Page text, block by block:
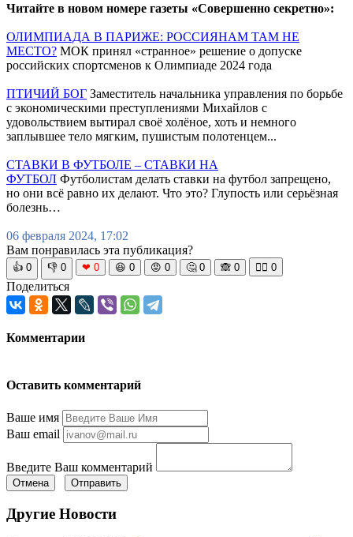
Читайте в новом номере газеты «Совершенно секретно»:
ОЛИМПИАДА В ПАРИЖЕ: РОССИЯНАМ ТАМ НЕ
МЕСТО? МОК принял «странное» решение о допуске
российских спортсменов к Олимпиаде 2024 года
ПТИЧИЙ БОГ Заместитель начальника управления по борьбе
с экономическими преступлениями Михайлов с
удовольствием вытирал своё холёное, хоть и немного
заплывшее тело мягким, пушистым полотенцем...
СТАВКИ В ФУТБОЛЕ – СТАВКИ НА
ФУТБОЛ Футболистам делать ставки на футбол запрещено,
но они всё равно их делают. Что это? Глупость или серьёзная
болезнь…
06 февраля 2024, 17:02
Вам понравилась эта публикация?
👍 0 👎 0 ❤ 0 😆 0 😡 0 🤔 0 🙈 0 🧘‍♀️ 0
Поделиться
Комментарии
Оставить комментарий
Ваше имя
Ваш email
Введите Ваш комментарий
Отмена Отправить
Другие Новости